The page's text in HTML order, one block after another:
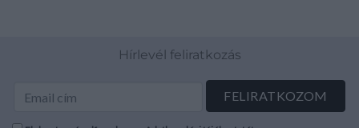
Hírlevél feliratkozás